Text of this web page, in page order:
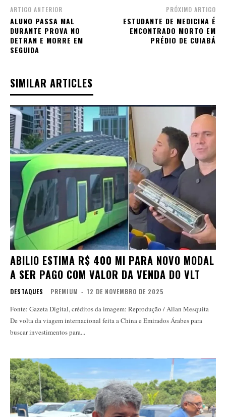
ARTIGO ANTERIOR
ALUNO PASSA MAL
DURANTE PROVA NO
DETRAN E MORRE EM
SEGUIDA
PRÓXIMO ARTIGO
ESTUDANTE DE MEDICINA É
ENCONTRADO MORTO EM
PRÉDIO DE CUIABÁ
SIMILAR ARTICLES
ABILIO ESTIMA R$ 400 MI PARA NOVO MODAL
A SER PAGO COM VALOR DA VENDA DO VLT
DESTAQUES PREMIUM - 12 DE NOVEMBRO DE 2025
Fonte: Gazeta Digital, créditos da imagem: Reprodução / Allan Mesquita
De volta da viagem internacional feita a China e Emirados Árabes para
buscar investimentos para...